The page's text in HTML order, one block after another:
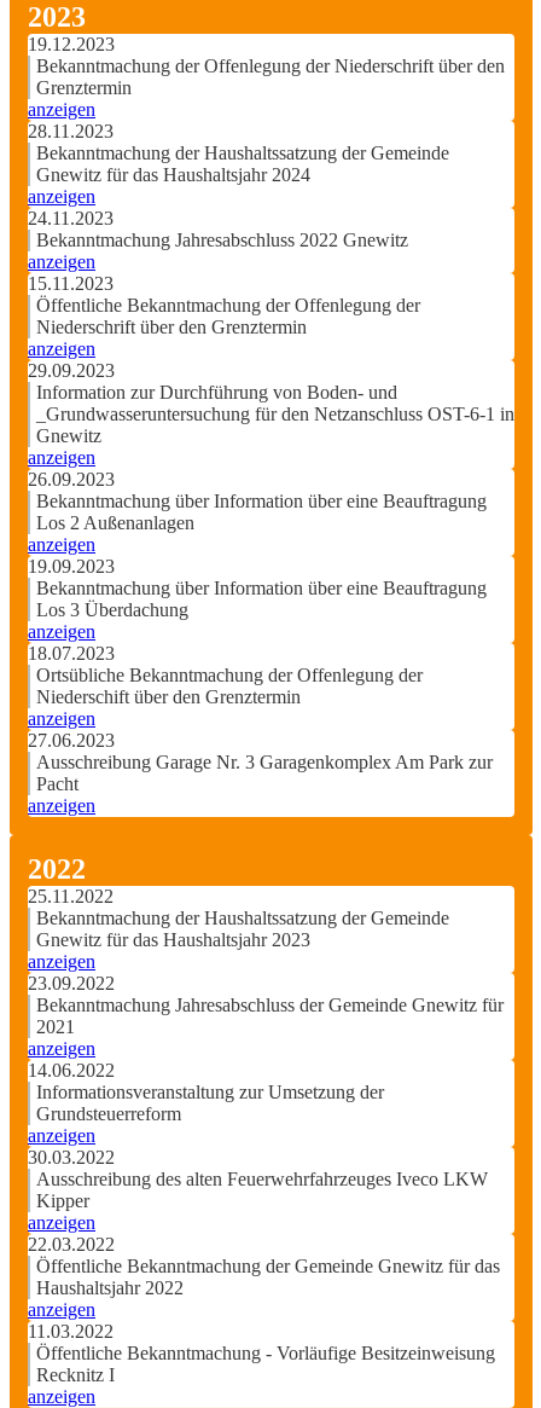
2023
19.12.2023
Bekanntmachung der Offenlegung der Niederschrift über den
Grenztermin
anzeigen
28.11.2023
Bekanntmachung der Haushaltssatzung der Gemeinde
Gnewitz für das Haushaltsjahr 2024
anzeigen
24.11.2023
Bekanntmachung Jahresabschluss 2022 Gnewitz
anzeigen
15.11.2023
Öffentliche Bekanntmachung der Offenlegung der
Niederschrift über den Grenztermin
anzeigen
29.09.2023
Information zur Durchführung von Boden- und
_Grundwasseruntersuchung für den Netzanschluss OST-6-1 in
Gnewitz
anzeigen
26.09.2023
Bekanntmachung über Information über eine Beauftragung
Los 2 Außenanlagen
anzeigen
19.09.2023
Bekanntmachung über Information über eine Beauftragung
Los 3 Überdachung
anzeigen
18.07.2023
Ortsübliche Bekanntmachung der Offenlegung der
Niederschift über den Grenztermin
anzeigen
27.06.2023
Ausschreibung Garage Nr. 3 Garagenkomplex Am Park zur
Pacht
anzeigen
2022
25.11.2022
Bekanntmachung der Haushaltssatzung der Gemeinde
Gnewitz für das Haushaltsjahr 2023
anzeigen
23.09.2022
Bekanntmachung Jahresabschluss der Gemeinde Gnewitz für
2021
anzeigen
14.06.2022
Informationsveranstaltung zur Umsetzung der
Grundsteuerreform
anzeigen
30.03.2022
Ausschreibung des alten Feuerwehrfahrzeuges Iveco LKW
Kipper
anzeigen
22.03.2022
Öffentliche Bekanntmachung der Gemeinde Gnewitz für das
Haushaltsjahr 2022
anzeigen
11.03.2022
Öffentliche Bekanntmachung - Vorläufige Besitzeinweisung
Recknitz I
anzeigen